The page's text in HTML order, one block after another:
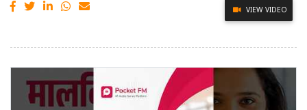
VIEW VIDEO